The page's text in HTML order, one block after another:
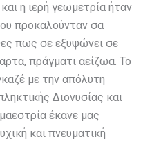
η ιερή γεωμετρία ήταν
προκαλούνταν σα
πως σε εξυψώνει σε
πράγματι αείζωα. Το
με την απόλυτη
Διονυσίας και
έκανε μας
και πνευματική